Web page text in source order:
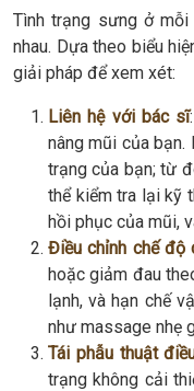
Tình trạng sưng ở
nhau. Dựa theo biểu
giải pháp để xem xét:
Liên hệ với bác sĩ
nâng mũi của bạn.
trạng của bạn; từ
thể kiểm tra lại kỹ
hồi phục của mũi,
Điều chỉnh chế độ
hoặc giảm đau
lạnh, và hạn chế
như massage nhẹ
Tái phẫu thuật
trạng không cải